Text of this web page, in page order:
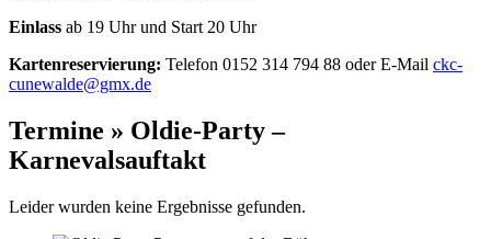
Einlass ab 19 Uhr und Start 20 Uhr
Kartenreservierung: Telefon 0152 314 794 88 oder E-Mail ckc-
cunewalde@gmx.de
Termine » Oldie-Party –
Karnevalsauftakt
Leider wurden keine Ergebnisse gefunden.